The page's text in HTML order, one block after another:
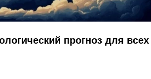
прогноз для всех